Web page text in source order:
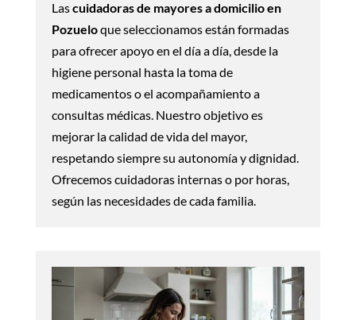
Lascuidadoras de mayores a domicilio en
Pozueloque seleccionamos están formadas
para ofrecer apoyo en el día a día, desde la
higiene personal hasta la toma de
medicamentos o el acompañamiento a
consultas médicas. Nuestro objetivo es
mejorar la calidad de vida del mayor,
respetando siempre su autonomía y dignidad.
Ofrecemos cuidadoras internas o por horas,
según las necesidades de cada familia.